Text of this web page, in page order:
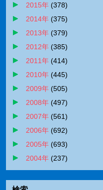
2015年 (378)
2014年 (375)
2013年 (379)
2012年 (385)
2011年 (414)
2010年 (445)
2009年 (505)
2008年 (497)
2007年 (561)
2006年 (692)
2005年 (693)
2004年 (237)